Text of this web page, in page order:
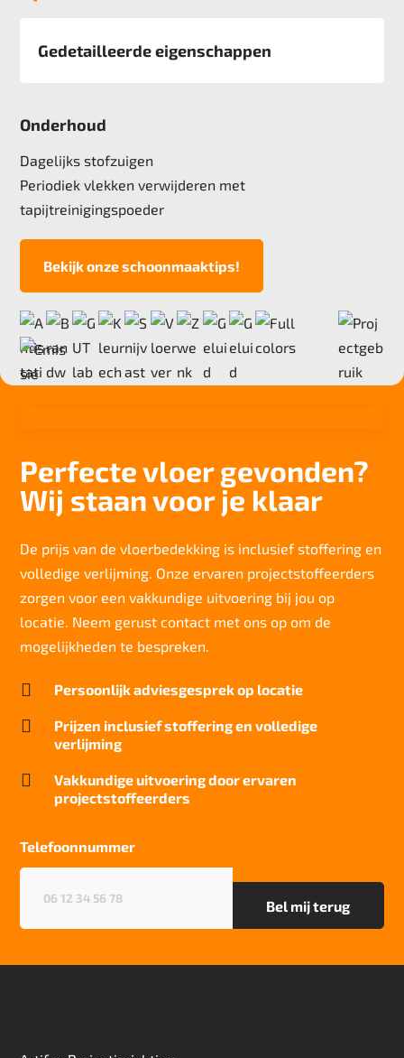
Gedetailleerde eigenschappen
Pool
Poolgewicht
540 g/m2
3,0 mm
Totale hoogte
6,1 mm
Anti statisch
ja, 2kv
Deling
Totaal gwicht
4.000 g/m2
>7
Slijtvastheid NF EN 1307
33/LC1
Thermische weerstand
0,068m2 K/W
25 dB
Brandwerend
Bfl-S1
Kwaliteitslabel GUT
TBC
zwaar
Project gebruik
zwaar
Onderhoud
Dagelijks stofzuigen
Periodiek vlekken verwijderen met
tapijtreinigingspoeder
Bekijk onze schoonmaaktips!
Perfecte vloer gevonden?
Wij staan voor je klaar
De prijs van de vloerbedekking is inclusief stoffering en
volledige verlijming. Onze ervaren projectstoffeerders
zorgen voor een vakkundige uitvoering bij jou op
locatie. Neem gerust contact met ons op om de
mogelijkheden te bespreken.
 Persoonlijk adviesgesprek op locatie

Prijzen inclusief stoffering en volledige
verlijming

Vakkundige uitvoering door ervaren
projectstoffeerders
Telefoonnummer